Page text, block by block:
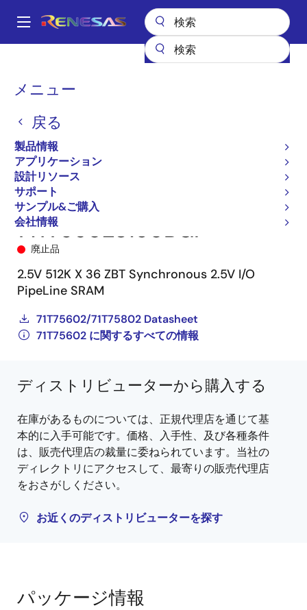
ン
Main
メニュー
戻る
製品情報
アプリケーション
設計リソース
サポート
サンプル&ご購入
会社情報
パ
く
ず
SRAM
71T75602S150BGI
廃止品
2.5V 512K X 36 ZBT Synchronous 2.5V I/O
PipeLine SRAM
71T75602/71T75802 Datasheet
71T75602 に関するすべての情報
ディストリビューターから購入する
在庫があるものについては、正規代理店を通じて基
本的に入手可能です。価格、入手性、及び各種条件
は、販売代理店の裁量に委ねられています。当社の
ディレクトリにアクセスして、最寄りの販売代理店
をおさがしください。
お近くのディストリビューターを探す
パッケージ情報